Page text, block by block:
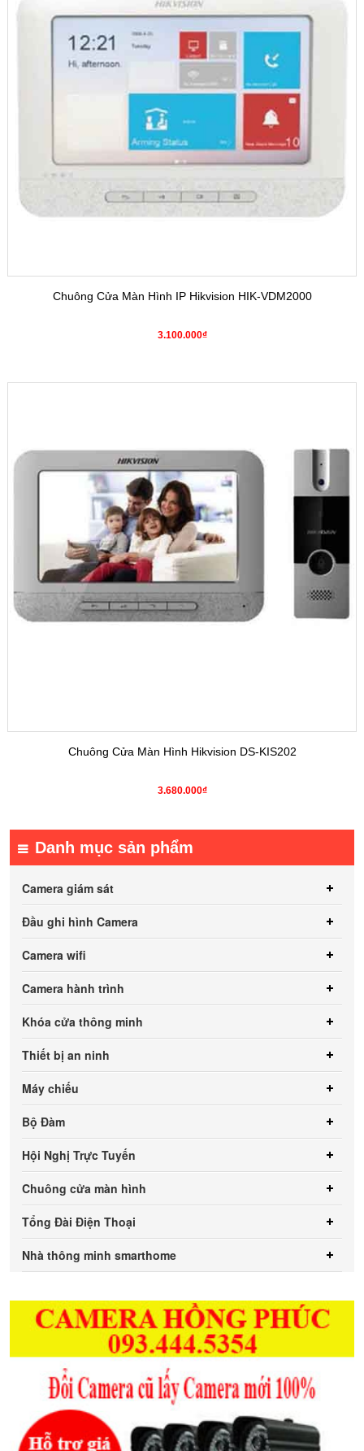
Chuông Cửa Màn Hình IP Hikvision HIK-VDM2000
3.100.000₫
Chuông Cửa Màn Hình Hikvision DS-KIS202
3.680.000₫
Danh mục sản phẩm
Camera giám sát
Đầu ghi hình Camera
Camera wifi
Camera hành trình
Khóa cửa thông minh
Thiết bị an ninh
Máy chiếu
Bộ Đàm
Hội Nghị Trực Tuyến
Chuông cửa màn hình
Tổng Đài Điện Thoại
Nhà thông minh smarthome